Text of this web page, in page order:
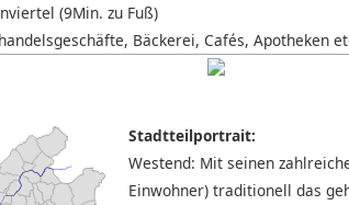
(9Min. zu Fuß)
Bäckerei, Cafés, Apotheken
Stadtteilportrait:
Westend: Mit seinen
Einwohner) traditionell das